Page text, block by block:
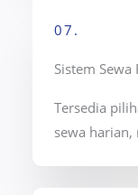
07.
Sistem Sewa
Tersedia
sewa